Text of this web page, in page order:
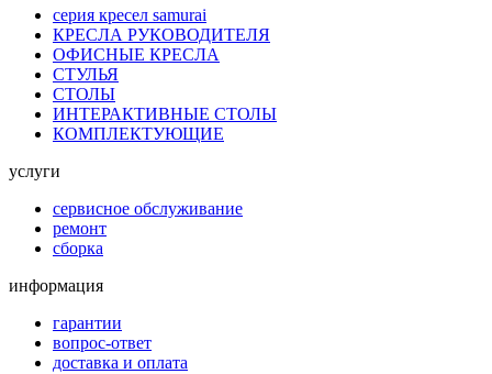
серия кресел samurai
КРЕСЛА РУКОВОДИТЕЛЯ
ОФИСНЫЕ КРЕСЛА
СТУЛЬЯ
СТОЛЫ
ИНТЕРАКТИВНЫЕ СТОЛЫ
КОМПЛЕКТУЮЩИЕ
услуги
сервисное обслуживание
ремонт
сборка
информация
гарантии
вопрос-ответ
доставка и оплата